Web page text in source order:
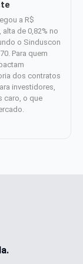
a R$
de 0,82% no
o Sinduscon
Para quem
dos contratos
investidores,
caro, o que